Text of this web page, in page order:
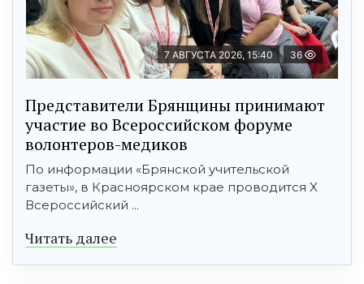
7 АВГУСТА 2026, 15:40 36
Представители Брянщины принимают
участие во Всероссийском форуме
волонтеров-медиков
По информации «Брянской учительской
газеты», в Красноярском крае проводится X
Всероссийский ...
Читать далее